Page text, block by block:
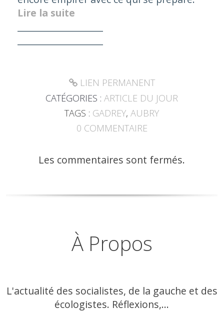
Lire la suite
LIEN PERMANENT
CATÉGORIES :ARTICLE DU JOUR
TAGS : GADREY,AUBRY
0 COMMENTAIRE
Les commentaires sont fermés.
À Propos
L'actualité des socialistes, de la gauche et des
écologistes. Réflexions,...